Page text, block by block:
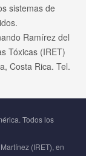
sistemas de
Ramírez del
Tóxicas (IRET)
Costa Rica. Tel.
Todos los
(IRET), en